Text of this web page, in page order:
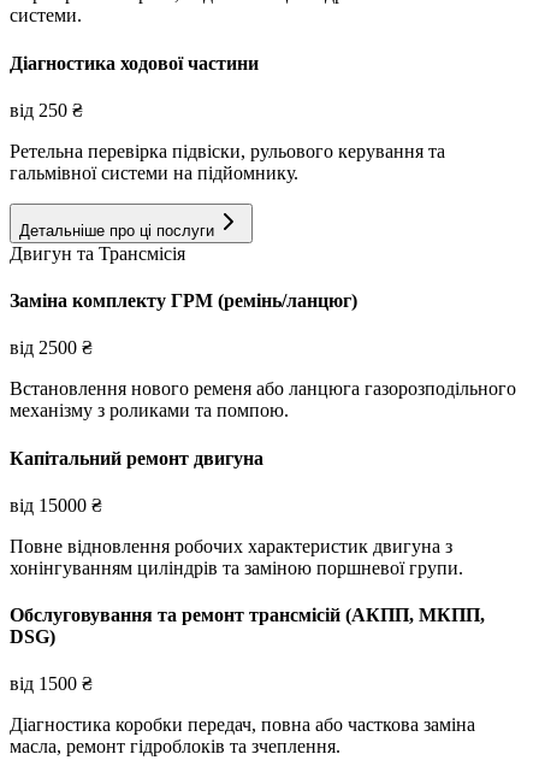
системи.
Діагностика ходової частини
від 250 ₴
Ретельна перевірка підвіски, рульового керування та
гальмівної системи на підйомнику.
Детальніше про ці послуги
Двигун та Трансмісія
Заміна комплекту ГРМ (ремінь/ланцюг)
від 2500 ₴
Встановлення нового ременя або ланцюга газорозподільного
механізму з роликами та помпою.
Капітальний ремонт двигуна
від 15000 ₴
Повне відновлення робочих характеристик двигуна з
хонінгуванням циліндрів та заміною поршневої групи.
Обслуговування та ремонт трансмісій (АКПП, МКПП,
DSG)
від 1500 ₴
Діагностика коробки передач, повна або часткова заміна
масла, ремонт гідроблоків та зчеплення.